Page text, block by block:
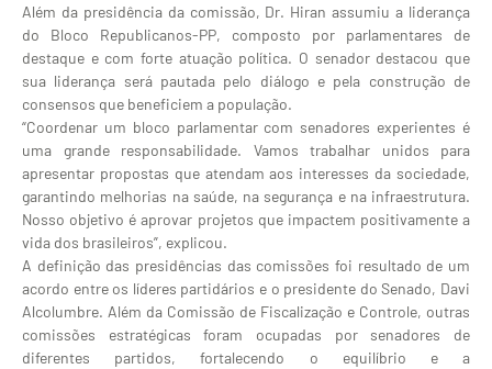
Além da presidência da comissão, Dr. Hiran assumiu a liderança
do Bloco Republicanos-PP, composto por parlamentares de
destaque e com forte atuação política. O senador destacou que
sua liderança será pautada pelo diálogo e pela construção de
consensos que beneficiem a população.
“Coordenar um bloco parlamentar com senadores experientes é
uma grande responsabilidade. Vamos trabalhar unidos para
apresentar propostas que atendam aos interesses da sociedade,
garantindo melhorias na saúde, na segurança e na infraestrutura.
Nosso objetivo é aprovar projetos que impactem positivamente a
vida dos brasileiros”, explicou.
A definição das presidências das comissões foi resultado de um
acordo entre os líderes partidários e o presidente do Senado, Davi
Alcolumbre. Além da Comissão de Fiscalização e Controle, outras
comissões estratégicas foram ocupadas por senadores de
diferentes partidos, fortalecendo o equilíbrio e a